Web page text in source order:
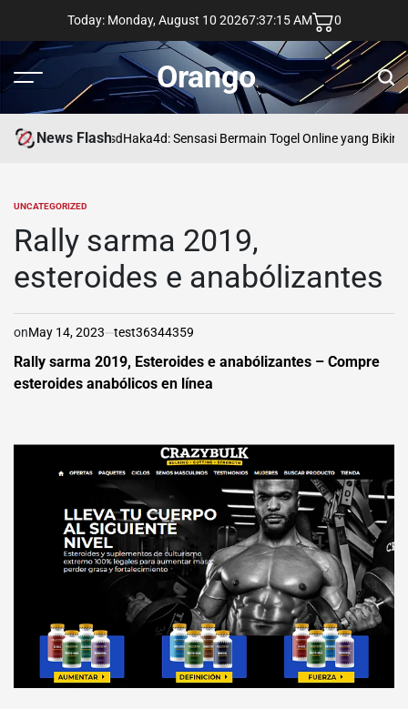
content
Today: Monday, August 10 20267:37:16 AM 0
Menu Orango
News FlashasdHaka4d: Sensasi Bermain Togel Online yang Bikin
POSTED
UNCATEGORIZED
Rally sarma 2019,
esteroides e anabólizantes
onMay 14, 2023 test36344359
Rally sarma 2019, Esteroides e anabólizantes – Compre
esteroides anabólicos en línea